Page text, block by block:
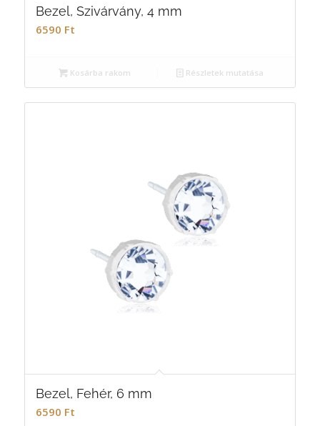
Bezel, Szivárvány, 4 mm
6590 Ft
Kosárba rakom Részletek mutatása
Bezel, Fehér, 6 mm
6590 Ft